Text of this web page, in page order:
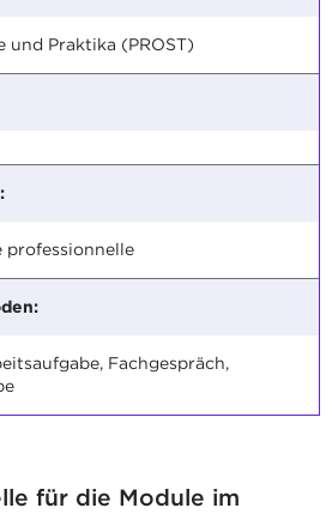
und Praktika (PROST)
professionnelle
Fachgespräch,
für die Module im